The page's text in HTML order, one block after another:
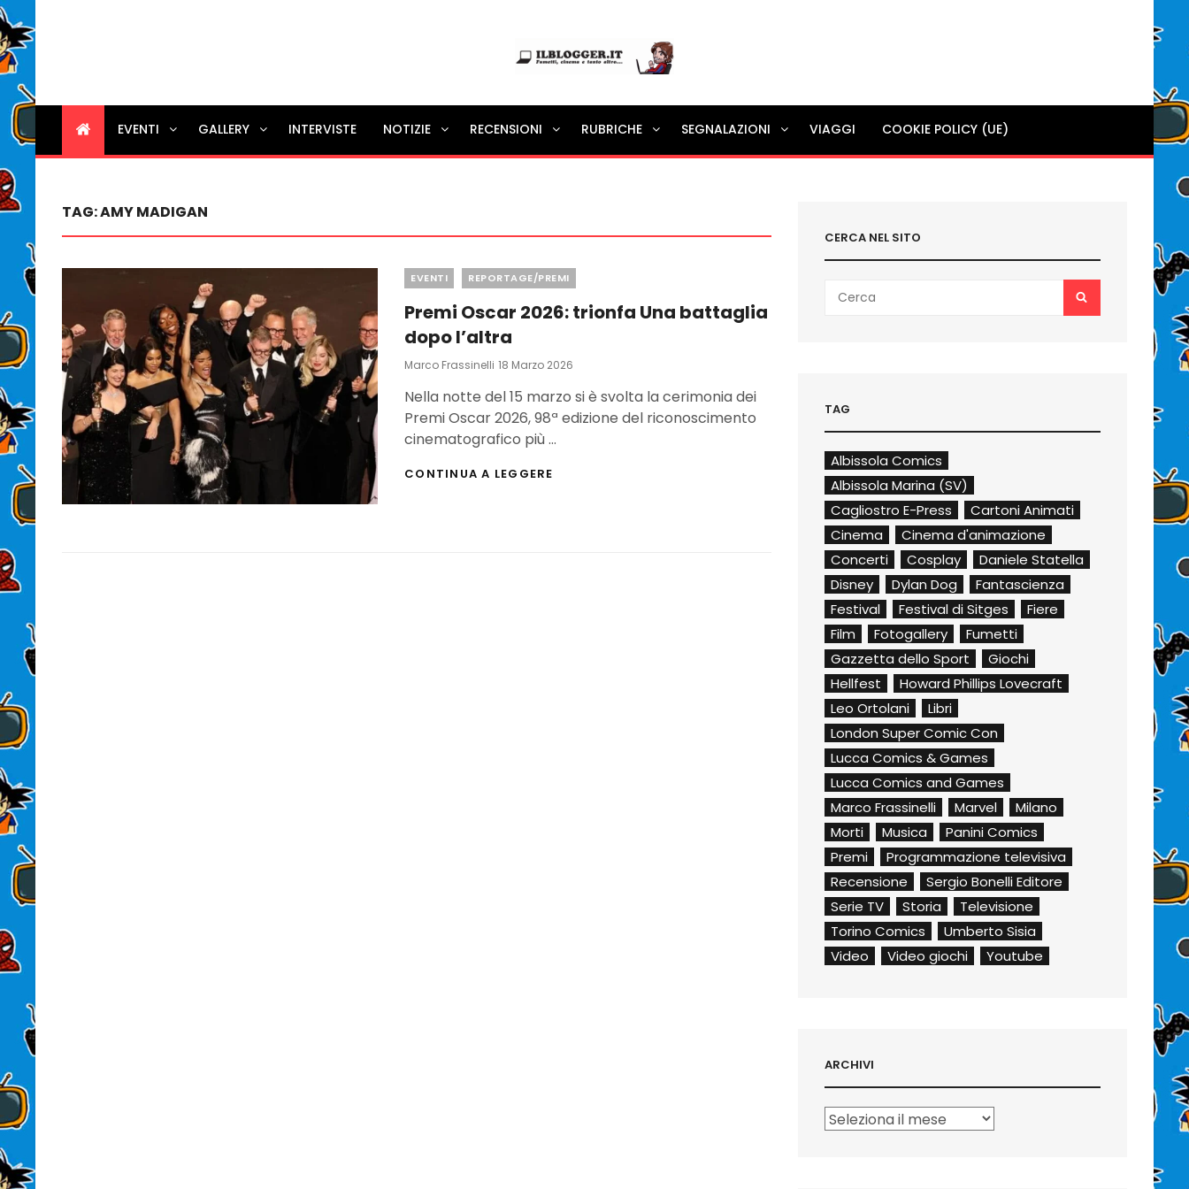
Ilblogger.it
Il portalino di blog |
EVENTI GALLERY INTERVISTE NOTIZIE RECENSIONI RUBRICHE SEGNALAZIONI VIAGGI COOKIE POLICY (UE)
TAG:AMY MADIGAN
Categories
EVENTI REPORTAGE/PREMI
Premi Oscar 2026: trionfa Una battaglia
dopo l’altra
Marco Frassinelli Posted
18 Marzo 2026
Nella notte del 15 marzo si è svolta la cerimonia dei
Premi Oscar 2026, 98ª edizione del riconoscimento
cinematografico più …
CONTINUA A LEGGERE
CERCA NEL SITO
for:
TAG
Albissola Comics
Albissola Marina (SV)
Cagliostro E-Press
Cartoni Animati
Cinema
Cinema d'animazione
Concerti
Cosplay
Daniele Statella
Disney
Dylan Dog
Fantascienza
Festival
Festival di Sitges
Fiere
Film
Fotogallery
Fumetti
Gazzetta dello Sport
Giochi
Hellfest
Howard Phillips Lovecraft
Leo Ortolani
Libri
London Super Comic Con
Lucca Comics & Games
Lucca Comics and Games
Marco Frassinelli
Marvel
Milano
Morti
Musica
Panini Comics
Premi
Programmazione televisiva
Recensione
Sergio Bonelli Editore
Serie TV
Storia
Televisione
Torino Comics
Umberto Sisia
Video
Video giochi Youtube
ARCHIVI
Archivi